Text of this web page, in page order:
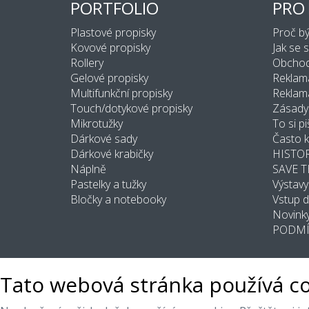
PORTFOLIO
Plastové propisky
Kovové propisky
Rollery
Gelové propisky
Multifunkční propisky
Touch/dotykové propisky
Mikrotužky
Dárkové sady
Dárkové krabičky
Náplně
Pastelky a tužky
Bločky a notebooky
Proč
Jak se
To si
Často
SAVE
Výstavy
Vstup
Tato webová stránka používá